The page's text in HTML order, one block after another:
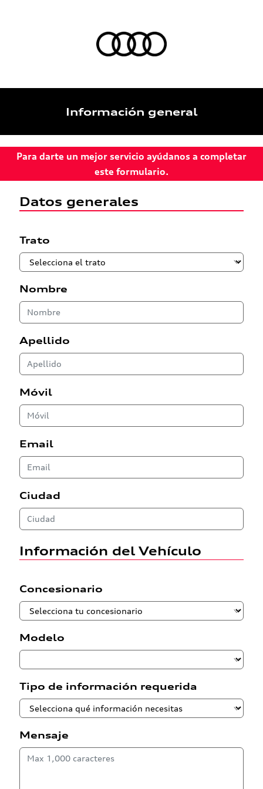
Información general
Para darte un mejor servicio ayúdanos a completar
este formulario.
Datos generales
Trato
Nombre
Apellido
Móvil
Email
Ciudad
Información del Vehículo
Concesionario
Modelo
Tipo de información requerida
Mensaje